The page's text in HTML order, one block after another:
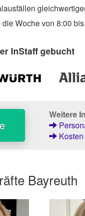
die Woche von 8:00
InStaff gebucht
Weitere
Kosten
Bayreuth